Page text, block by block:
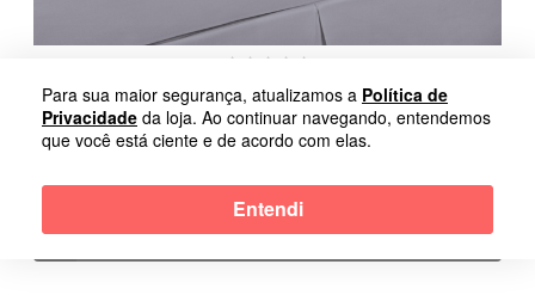
Protetor de Colchão Impermeável Matelado 100% Algodão
Berço Americano Sonho e Conforto
AVISE-ME
Para sua maior segurança, atualizamos a Política de
Privacidade da loja. Ao continuar navegando, entendemos
que você está ciente e de acordo com elas.
Entendi